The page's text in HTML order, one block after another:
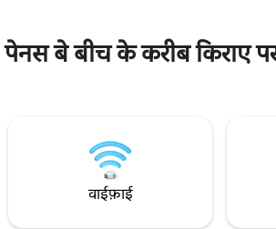
पेनस बे बीच के करीब किराए
वाईफ़ाई